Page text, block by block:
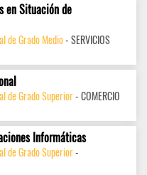
en Situación de
de Grado Medio- SERVICIOS
de Grado Superior- COMERCIO
Informáticas
de Grado Superior-